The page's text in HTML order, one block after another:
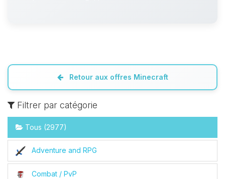
Retour aux offres Minecraft
Filtrer par catégorie
Tous (2977)
Adventure and RPG
Combat / PvP